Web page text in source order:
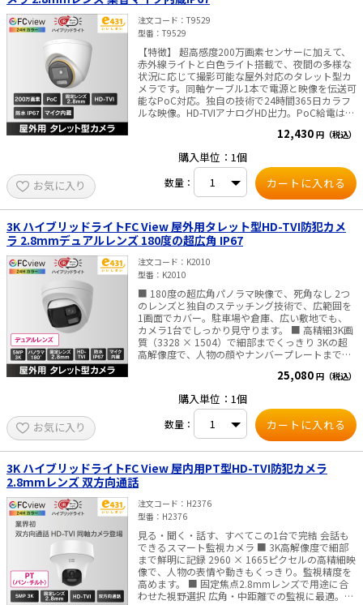
に撮影などのカメラ機能を有しておりません。 ※
本製品を分解したり改造したりしないでくださ
い。 ※石膏ボードや薄い板などは確実に固定でき
ないおそれがありますので、取付けは行わないで
ください。 ※天井から吊下げる場合は落下しない
よう特に注意していただき、確実に固定してくだ
さい。落下によるケガのおそれがあります。
注文コード
T9529
型番
T9529
【特徴】 超高感度200万画素センサーに加えて、
赤外線ライトと白色ライト搭載で、夜間の多様な
状況に応じて撮影可能な屋外対応のタレット型カ
メラです。同軸ケーブル1本で電源と映像を伝送可
能なPoC対応。独自の技術で24時間365日カラフ
ルな映像。HD-TVIアナログHD出力。PoC給電は、
1080p@30fps、1080p@25fps 最低被写体照度
0.0005lx(F1.0,AGCON)、0.00lx（白色ライトON）
シャッター速度 1/25(1/30)s～1/50,000s、スロー
シャッター最大16倍 Day＆Night ICR(IR-
CutFilterremovable)/24Hカラー レンズ 2.8mm固
定焦点 視野角 水平：105°,垂直56°,対角123° 調整
角度 水平：0～360°、垂直：0～75°、回転：0～
360° WDR（ダイナミックレンジ） 130dB以上 メ
ニュー 画像モード STD/HIGH-SAT/HIGHLIGHT
AGC LOW/MEDIUM/HIGH DAY&NIGHTモード
WHITELIGHT/SMART/IR ホワイトバランス
AUTO/MANUAL ノイズリダクション 3DDNR 自動
露出モード GLOBAL/HLC/BLC/HLS/WDR ファン
クション
BRIGHTNESS/CONTRAST/SHARPNESS/ANTI-
BANDING プライバシーマスク 4領域設定可能 動
き検出領域 4領域設定可能 インターフェース 映像
イト：40m／IR（赤外線）ライト：40m 警報 フ
ラッシュライト(白色ライト) 内蔵マイク 対応（同
軸ケーブル重畳出力） 一般 電源
12VDC±25%/PoC.af※）電源アダプター使用時
は、カメラ1台に1台の電源アダプターで供給する
ことをお薦めします。 消費電力 最大5.1W 使用温
度範囲 -40°C～+60°C 使用湿度範囲 湿度90％以下
（結露しないこと） 材質 本体：メタル筐体：プラ
スティック 寸法 Φ109.98mm×98.27mm 重量 約
365g 防水・防塵性能 IP67 ■ご注意■・PoC給電
は、弊社PoC対応レコーダー以外では対応してい
ません。・ACアダプタは付属しておりません。別
12,430 円（税込）
お気に入り
購入単位：1個
数量：
3K ハイブリッドライトFC View 屋外用タレット型HD-TVI防犯カメ
ラ 2.8mmデュアルレンズ 180度の超広角 IP67
注文コード
K2010
型番
K2010
■ 180度の超広角パノラマ映像で、死角なし 2つ
のレンズと独自のステッチング技術で、広範囲を
1画面でカバー。駐車場や倉庫、広い敷地でも、
カメラ1台でしっかり見守ります。 ■ 高精細3K画
質（3328 × 1504）で細部までくっきり 3Kの超
高解像度で、人物の顔やナンバープレートまで鮮
径レンズで、夜間もフルカラー 夜でも白黒に頼ら
確に把握できます。 ■ スマートハイブリッドライ
ト搭載 必要に応じて白色ライトと赤外線を自動で
切り替え。省エネと防犯効果を両立します。 ■ 逆
光にも強いWDR（ワイドダイナミックレンジ）対
応 130dBのWDR機能で、明暗差が大きい場所で
も映像が白飛び・黒つぶれしません。出入口や窓
際の設置にも最適。 ■ ノイズを抑えて、いつでも
クリア映像 3D DNR（デジタルノイズリダクショ
ン）機能で、暗所でもノイズを抑えた滑らかな映
像を提供します。 ■ 最大40mの夜間照射で、暗闇
もくっきり 白色光・赤外線ともに最大40m対応。
広い場所でもしっかりと夜間監視が可能です。 ■
音声も記録できる内蔵マイク 映像だけでなく音声
も記録可能。トラブル時の状況確認や証拠収集に
も役立ちます。 ■ 過酷な環境にも耐える防水・防
塵（IP67）仕様 雨風やホコリにも強く、屋外でも
安心して設置いただけます。 ■ご注意■ ACアダ
25,080 円（税込）
お気に入り
購入単位：1個
数量：
3K ハイブリッドライトFC View 屋内用PT型HD-TVI防犯カメラ
2.8mmレンズ 双方向通話
注文コード
H2376
型番
H2376
見る・聞く・話す、すべてこの1台で完結 会話も
できるスマート監視カメラ ■ 3K高解像度で細部
まで鮮明に記録 2960 × 1665ピクセルの高精細映
像で、人物の表情や動きもくっきり。監視精度を
高めます。 ■ 固定焦点2.8mmレンズで用途に合
わせた視野選択 広角・中距離での監視に最適。玄